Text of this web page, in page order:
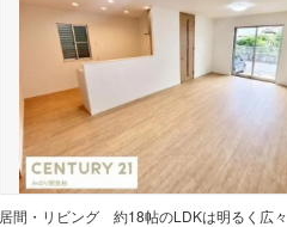
居間・リビング 約18帖のLDKは明るく広々